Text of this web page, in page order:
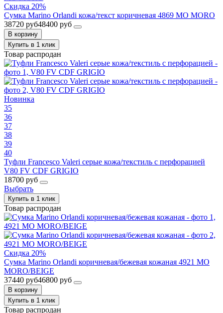
Скидка 20%
Сумка Marino Orlandi кожа/текст коричневая 4869 MO MORO
38720 руб48400 руб
В корзину
Купить в 1 клик
Товар распродан
Новинка
35
36
37
38
39
40
Туфли Francesco Valeri серые кожа/текстиль с перфорацией
V80 FV CDF GRIGIO
18700 руб
Выбрать
Купить в 1 клик
Товар распродан
Скидка 20%
Сумка Marino Orlandi коричневая/бежевая кожаная 4921 MO
MORO/BEIGE
37440 руб46800 руб
В корзину
Купить в 1 клик
Товар распродан